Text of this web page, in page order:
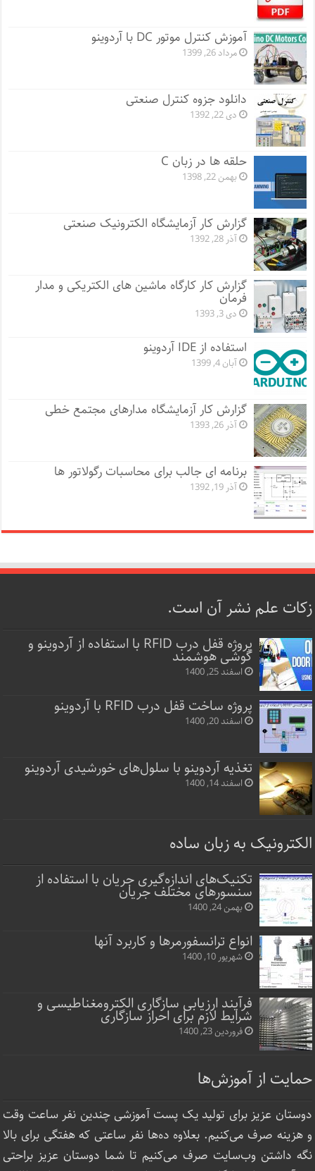
آموزش کنترل موتور DC با آردوینو
مرداد 26, 1399
دانلود جزوه کنترل صنعتی
دی 22, 1392
حلقه ها در زبان C
بهمن 22, 1398
گزارش کار آزمایشگاه الکترونیک صنعتی
آذر 28, 1392
گزارش کار کارگاه ماشین های الکتریکی و مدار
فرمان
دی 3, 1393
استفاده از IDE آردوینو
آبان 4, 1399
گزارش کار آزمایشگاه مدارهای مجتمع خطی
آذر 26, 1393
برنامه ای جالب برای محاسبات رگولاتور ها
آذر 19, 1392
زکات علم نشر آن است.
پروژه قفل‌ درب RFID با استفاده از آردوینو و
گوشی هوشمند
اسفند 25, 1400
پروژه ساخت قفل‌ درب RFID با آردوینو
اسفند 20, 1400
تغذیه آردوینو با سلول‌های خورشیدی آردوینو
اسفند 14, 1400
الکترونیک به زبان ساده
تکنیک‌های اندازه‌گیری جریان با استفاده از
سنسورهای مختلف جریان
بهمن 24, 1400
انواع ترانسفورمرها و کاربرد آنها
شهریور 10, 1400
فرآیند ارزیابی سازگاری الکترومغناطیسی و
شرایط لازم برای احراز سازگاری
فروردین 23, 1400
حمایت از آموزش‌ها
دوستان عزیز برای تولید یک پست آموزشی چندین نفر ساعت‌ وقت
و هزینه صرف می‌کنیم. بعلاوه ده‌ها نفر ساعتی که هفتگی برای بالا
نگه داشتن وب‌سایت صرف ‌می‌کنیم تا شما دوستان عزیز براحتی